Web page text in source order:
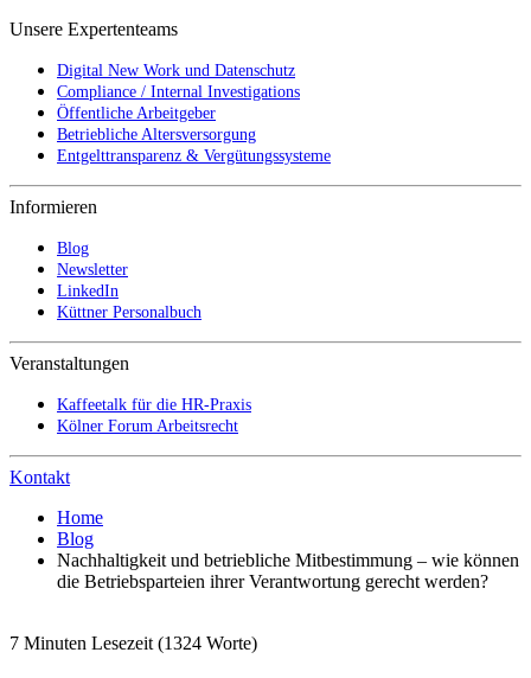
Unsere Expertenteams
Digital New Work und Datenschutz
Compliance / Internal Investigations
Öffentliche Arbeitgeber
Betriebliche Altersversorgung
Entgelttransparenz & Vergütungssysteme
Informieren
Blog
Newsletter
LinkedIn
Küttner Personalbuch
Veranstaltungen
Kaffeetalk für die HR-Praxis
Kölner Forum Arbeitsrecht
Kontakt
Home
Blog
Nachhaltigkeit und betriebliche Mitbestimmung – wie können
die Betriebsparteien ihrer Verantwortung gerecht werden?
7 Minuten Lesezeit (1324 Worte)